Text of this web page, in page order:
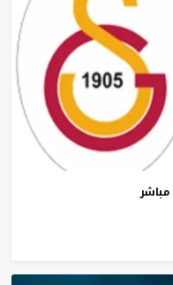
مباشر